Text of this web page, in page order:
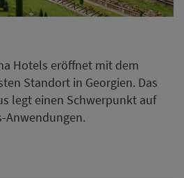
Hotels eröffnet mit dem
Standort in Georgien. Das
legt einen Schwerpunkt auf
Anwendungen.